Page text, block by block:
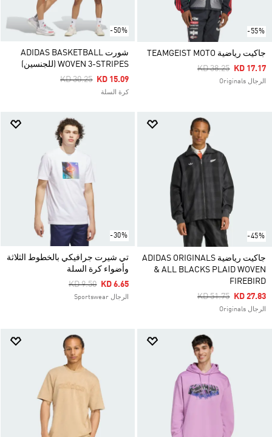
-55%
جاكيت رياضية TEAMGEIST MOTO
Price Reduced
KD 38.25ToKD 17.17
الرجال Originals
-50%
شورت ADIDAS BASKETBALL
WOVEN 3-STRIPES (للجنسين)
Price Reduced From
KD 30.25ToKD 15.09
كرة السلة
-45%
جاكيت رياضية ADIDAS ORIGINALS
& ALL BLACKS PLAID WOVEN
FIREBIRD
Price Reduced
KD 51.75ToKD 27.83
الرجال Originals
-30%
تي شيرت جرافيكي بالخطوط الثلاثة
وأضواء كرة السلة
Price Reduced From
KD 9.50ToKD 6.65
الرجال Sportswear